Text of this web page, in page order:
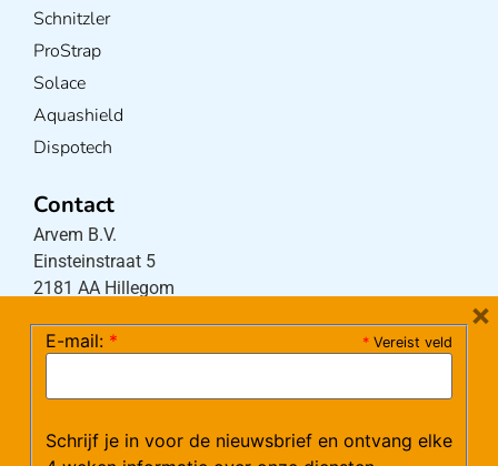
Schnitzler
ProStrap
Solace
Aquashield
Dispotech
Contact
Arvem B.V.
Einsteinstraat 5
2181 AA Hillegom
(maandag – donderdag 08:30-17:15 uur / vrijdag
Mail:klantenservice@arvem.nl
* Vereist veld
E-mail: *
Schrijf je in voor de nieuwsbrief en ontvang elke
×